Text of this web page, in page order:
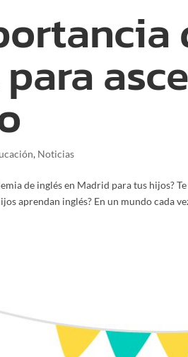
, Noticias
de inglés en Madrid para tus hijos?
aprendan inglés? En un mundo cada